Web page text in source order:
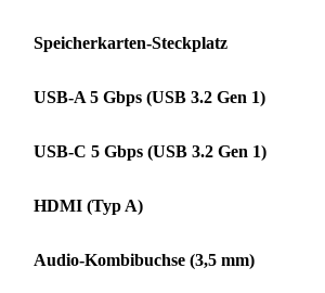
Speicherkarten-Steckplatz
USB-A 5 Gbps (USB 3.2 Gen 1)
USB-C 5 Gbps (USB 3.2 Gen 1)
HDMI (Typ A)
Audio-Kombibuchse (3,5 mm)